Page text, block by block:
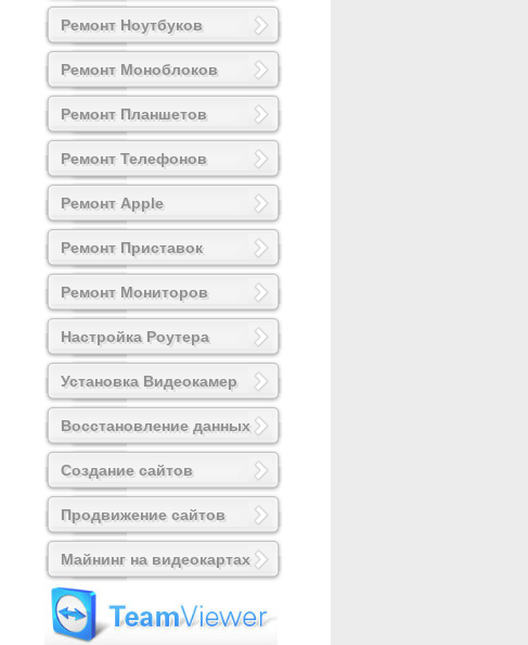
Ремонт Ноутбуков
Ремонт Моноблоков
Ремонт Планшетов
Ремонт Телефонов
Ремонт Apple
Ремонт Приставок
Ремонт Мониторов
Настройка Роутера
Установка Видеокамер
Восстановление данных
Создание сайтов
Продвижение сайтов
Майнинг на видеокартах